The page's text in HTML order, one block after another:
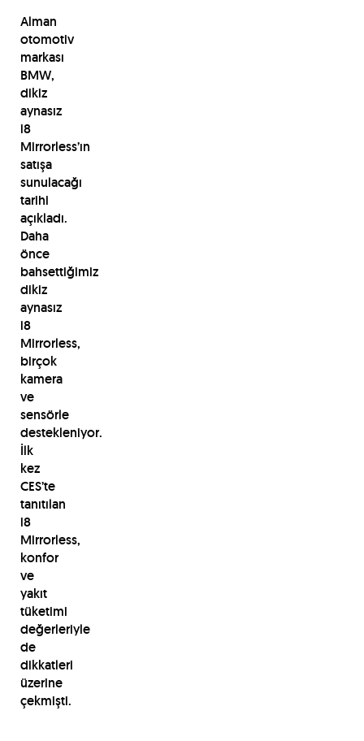
Alman
otomotiv
markası
BMW,
dikiz
aynasız
i8
Mirrorless’ın
satışa
sunulacağı
tarihi
açıkladı.
Daha
önce
bahsettiğimiz
dikiz
aynasız
i8
Mirrorless,
birçok
kamera
ve
sensörle
destekleniyor.
İlk
kez
CES’te
tanıtılan
i8
Mirrorless,
konfor
ve
yakıt
tüketimi
değerleriyle
de
dikkatleri
üzerine
çekmişti.